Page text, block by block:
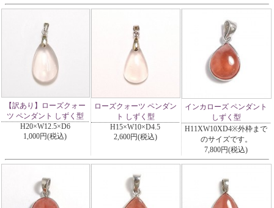
【訳あり】ローズクォー
ツ ペンダント しずく型
H20×W12.5×D6
1,000円(税込)
ローズクォーツ ペンダン
ト しずく型
H15×W10×D4.5
2,600円(税込)
インカローズ ペンダント
しずく型
H11XW10XD4※外枠まで
のサイズです。
7,800円(税込)